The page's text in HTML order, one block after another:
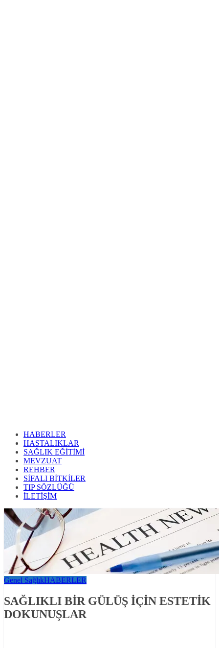
HABERLER
HASTALIKLAR
SAĞLIK EĞİTİMİ
MEVZUAT
REHBER
SİFALI BİTKİLER
TIP SÖZLÜĞÜ
İLETİŞİM
Genel SağlıkHABERLER
SAĞLIKLI BİR GÜLÜŞ İÇİN ESTETİK
DOKUNUŞLAR